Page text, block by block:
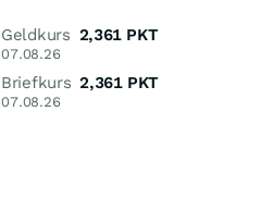
Geldkurs
07.08.26
2,361 PKT
Briefkurs
07.08.26
2,361 PKT